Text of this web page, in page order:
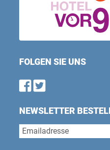
FOLGEN SIE UNS
Find us on
Follow us
NEWSLETTER